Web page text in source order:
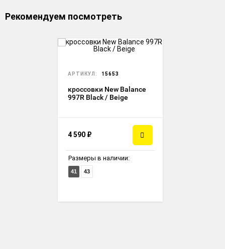
Рекомендуем посмотреть
АРТИКУЛ: 15653
кроссовки New Balance
997R Black / Beige
4 590 ₽
Размеры в наличии:
41 43